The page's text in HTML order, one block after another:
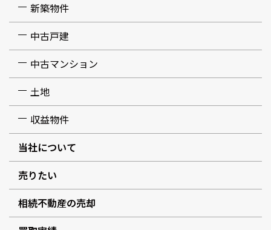
新築物件
中古戸建
中古マンション
土地
収益物件
当社について
売りたい
相続不動産の売却